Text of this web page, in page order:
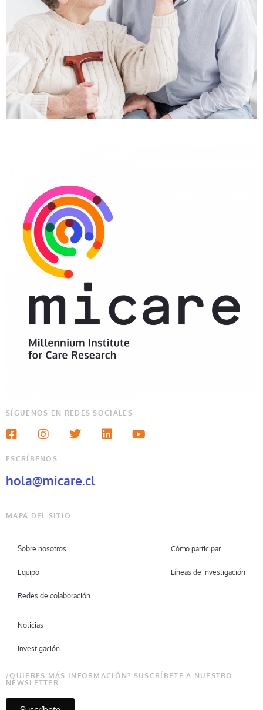
SÍGUENOS EN REDES SOCIALES
ESCRÍBENOS
hola@micare.cl
MAPA DEL SITIO
Sobre nosotros
Equipo
Redes de colaboración
Cómo participar
Líneas de investigación
Noticias
Investigación
¿QUIERES MÁS INFORMACIÓN? SUSCRÍBETE A NUESTRO
NEWSLETTER